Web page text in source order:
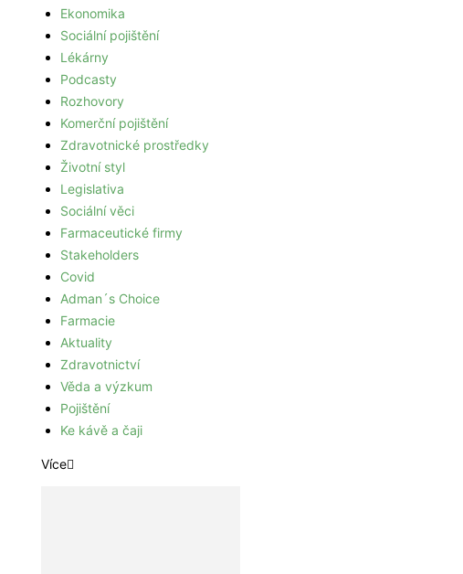
Ekonomika
Sociální pojištění
Lékárny
Podcasty
Rozhovory
Komerční pojištění
Zdravotnické prostředky
Životní styl
Legislativa
Sociální věci
Farmaceutické firmy
Stakeholders
Covid
Adman´s Choice
Farmacie
Aktuality
Zdravotnictví
Věda a výzkum
Pojištění
Ke kávě a čaji
Více